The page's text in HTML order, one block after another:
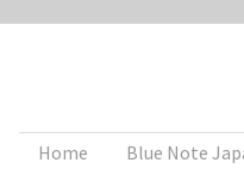
Home Blue Note